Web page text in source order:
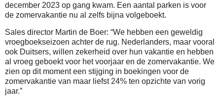
december 2023 op gang kwam. Een aantal parken is voor
de zomervakantie nu al zelfs bijna volgeboekt.
Sales director Martin de Boer: “We hebben een geweldig
vroegboekseizoen achter de rug. Nederlanders, maar vooral
ook Duitsers, willen zekerheid over hun vakantie en hebben
al vroeg geboekt voor het voorjaar en de zomervakantie. We
zien op dit moment een stijging in boekingen voor de
zomervakantie van maar liefst 24% ten opzichte van vorig
jaar.”